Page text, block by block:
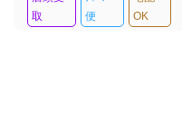
取
便
OK